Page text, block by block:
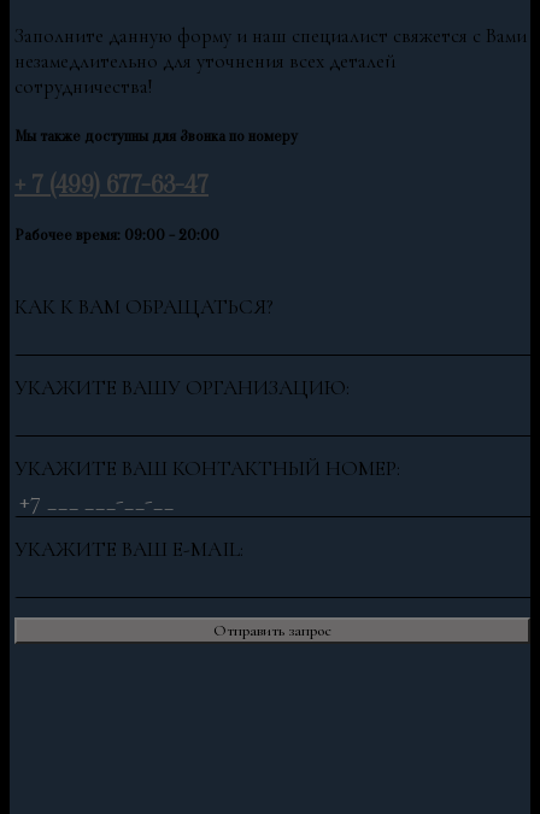
Заполните данную форму и наш специалист свяжется с Вами
незамедлительно для уточнения всех деталей
сотрудничества!
Мы также доступны для Звонка по номеру
+ 7 (499) 677-63-47
Рабочее время: 09:00 - 20:00
КАК К ВАМ ОБРАЩАТЬСЯ?
УКАЖИТЕ ВАШУ ОРГАНИЗАЦИЮ:
УКАЖИТЕ ВАШ КОНТАКТНЫЙ НОМЕР:
УКАЖИТЕ ВАШ E-MAIL: